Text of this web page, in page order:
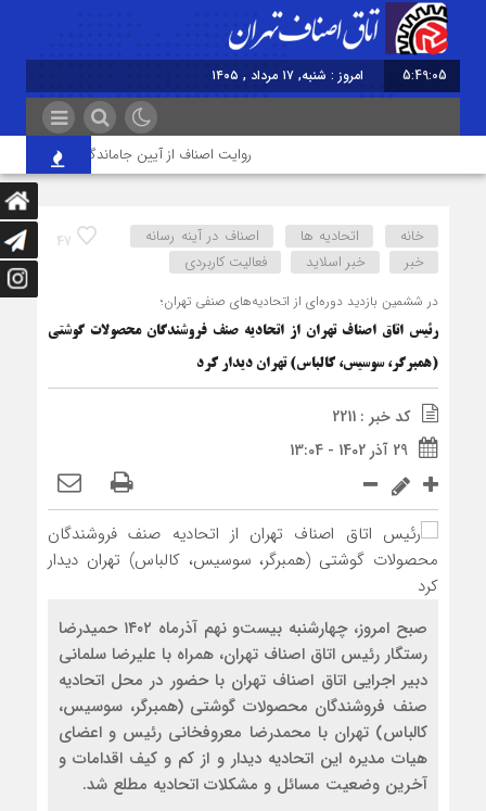
5:49:05 امروز : شنبه, ۱۷ مرداد , ۱۴۰۵
روایت اصناف از آیین جاماندگان اربعین در
47 خانه اتحادیه ها
اصناف در آینه رسانه
خبر
خبر اسلايد فعالیت کاربردی
در ششمین بازدید دوره‌ای از اتحادیه‌های صنفی تهران؛
رئیس اتاق اصناف تهران از اتحادیه صنف فروشندگان محصولات گوشتی
(همبرگر، سوسیس، کالباس) تهران دیدار کرد
کد خبر : 2211
29 آذر 1402 - 13:04
صبح امروز، چهارشنبه بیست‌و نهم آذر‌ماه ۱۴۰۲ حمیدرضا
رستگار رئیس اتاق اصناف تهران، همراه با علیرضا سلمانی
دبیر اجرایی اتاق اصناف تهران با حضور در محل اتحادیه‌
صنف فروشندگان محصولات گوشتی (همبرگر، سوسیس،
کالباس) تهران با محمدرضا معروفخانی رئیس و اعضای
هیات مدیره این اتحادیه دیدار و از کم و کیف اقدامات و
آخرین وضعیت مسائل و مشکلات اتحادیه مطلع شد.